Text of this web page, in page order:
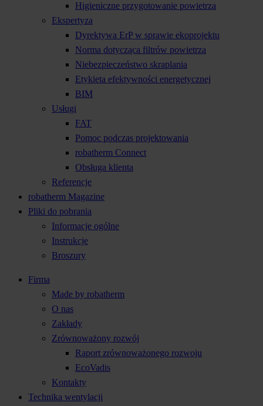
Higieniczne przygotowanie powietrza
Ekspertyza
Dyrektywa ErP w sprawie ekoprojektu
Norma dotycząca filtrów powietrza
Niebezpieczeństwo skraplania
Etykieta efektywności energetycznej
BIM
Usługi
FAT
Pomoc podczas projektowania
robatherm Connect
Obsługa klienta
Referencje
robatherm Magazine
Pliki do pobrania
Informacje ogólne
Instrukcje
Broszury
Firma
Made by robatherm
O nas
Zakłady
Zrównoważony rozwój
Raport zrównoważonego rozwoju
EcoVadis
Kontakty
Technika wentylacji